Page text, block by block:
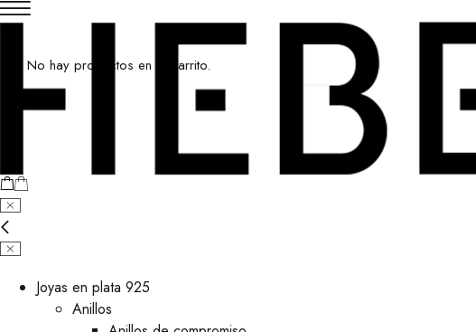
No hay productos en el carrito.
Joyas en plata 925
Anillos